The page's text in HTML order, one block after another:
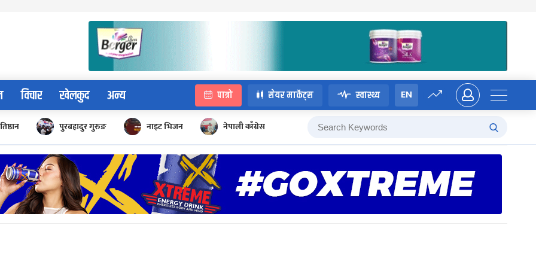
विचार खेलकुद अन्य पात्रो सेयर मार्केट्स स्वास्थ्य EN
पुरबहादुर गुरुङ नाइट भिजन नेपाली काँग्रेस